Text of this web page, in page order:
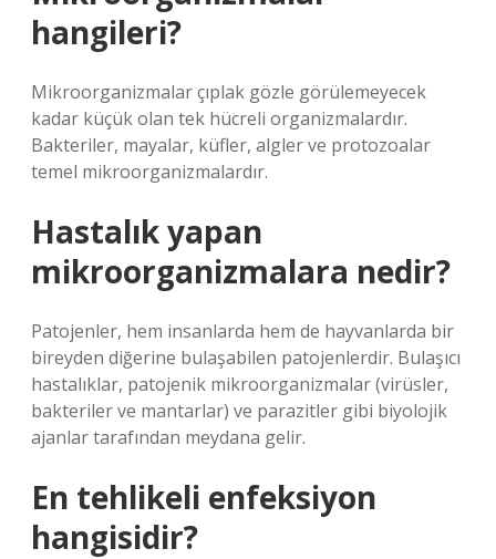
hangileri?
Mikroorganizmalar çıplak gözle görülemeyecek
kadar küçük olan tek hücreli organizmalardır.
Bakteriler, mayalar, küfler, algler ve protozoalar
temel mikroorganizmalardır.
Hastalık yapan
mikroorganizmalara nedir?
Patojenler, hem insanlarda hem de hayvanlarda bir
bireyden diğerine bulaşabilen patojenlerdir. Bulaşıcı
hastalıklar, patojenik mikroorganizmalar (virüsler,
bakteriler ve mantarlar) ve parazitler gibi biyolojik
ajanlar tarafından meydana gelir.
En tehlikeli enfeksiyon
hangisidir?